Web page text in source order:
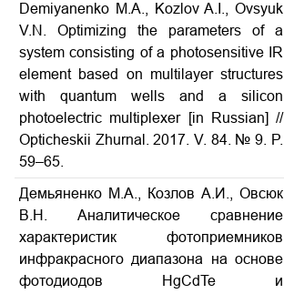
Demiyanenko M.A., Kozlov A.I., Ovsyuk
V.N. Optimizing the parameters of a
system consisting of a photosensitive IR
element based on multilayer structures
with quantum wells and a silicon
photoelectric multiplexer [in Russian] //
Opticheskii Zhurnal. 2017. V. 84. № 9. P.
59–65.
Демьяненко М.А., Козлов А.И., Овсюк
В.Н. Аналитическое сравнение
характеристик фотоприемников
инфракрасного диапазона на основе
фотодиодов HgCdTe и